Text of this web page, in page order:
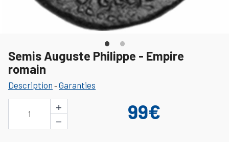
Semis Auguste Philippe - Empire
romain
Description -Garanties
1
+
−
99€